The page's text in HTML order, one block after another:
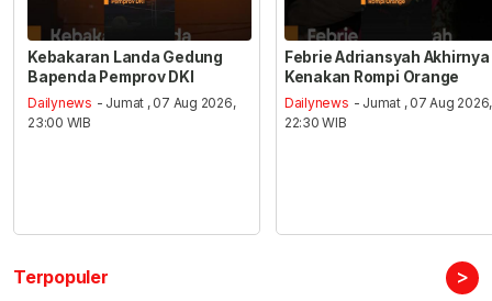
Kebakaran Landa Gedung
Bapenda Pemprov DKI
Dailynews - Jumat , 07 Aug 2026,
23:00 WIB
Febrie Adriansyah Akhirnya
Kenakan Rompi Orange
Dailynews - Jumat , 07 Aug 2026,
22:30 WIB
Terpopuler >